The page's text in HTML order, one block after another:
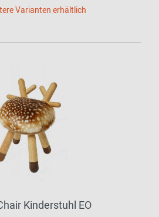
Varianten erhältlich
Kinderstuhl EO